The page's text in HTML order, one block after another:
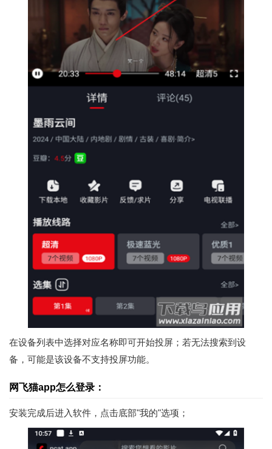
在设备列表中选择对应名称即可开始投屏；若无法搜索到设
备，可能是该设备不支持投屏功能。
网飞猫app怎么登录：
安装完成后进入软件，点击底部"我的"选项；